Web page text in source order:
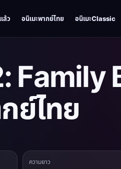
ล้ว อนิเมะพากย์ไทย อนิเมะClassic
Family
ย์ไทย
ความยาว